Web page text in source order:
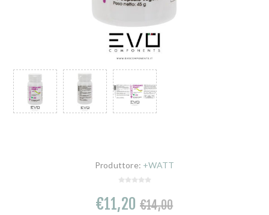
Produttore: +WATT
€11,20 €14,00